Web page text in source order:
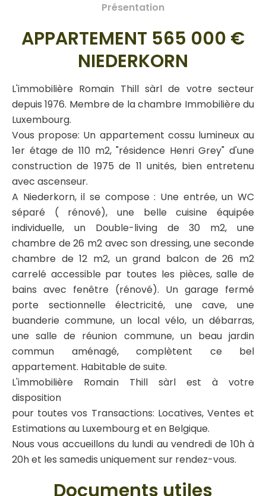
Présentation
APPARTEMENT 565 000 €
NIEDERKORN
L'immobilière Romain Thill sàrl de votre secteur
depuis 1976. Membre de la chambre Immobilière du
Luxembourg.
Vous propose: Un appartement cossu lumineux au
1er étage de 110 m2, "résidence Henri Grey" d'une
construction de 1975 de 11 unités, bien entretenu
avec ascenseur.
A Niederkorn, il se compose : Une entrée, un WC
séparé ( rénové), une belle cuisine équipée
individuelle, un Double-living de 30 m2, une
chambre de 26 m2 avec son dressing, une seconde
chambre de 12 m2, un grand balcon de 26 m2
carrelé accessible par toutes les pièces, salle de
bains avec fenêtre (rénové). Un garage fermé
porte sectionnelle électricité, une cave, une
buanderie commune, un local vélo, un débarras,
une salle de réunion commune, un beau jardin
commun aménagé, complètent ce bel
appartement. Habitable de suite.
L'immobilière Romain Thill sàrl est à votre
disposition
pour toutes vos Transactions: Locatives, Ventes et
Estimations au Luxembourg et en Belgique.
Nous vous accueillons du lundi au vendredi de 10h à
20h et les samedis uniquement sur rendez-vous.
Documents utiles